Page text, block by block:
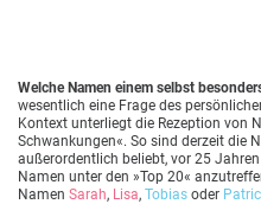
Welche Namen einem selbst
wesentlich eine Frage des
Kontext unterliegt die Rezeption von
Schwankungen«. So sind derzeit die
außerordentlich beliebt, vor 25
Namen unter den »Top 20«
Namen Sarah, Lisa, Tobias oder